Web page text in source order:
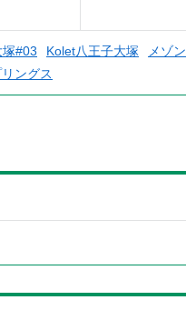
#03 Kolet八王子大塚 メゾ
ングス